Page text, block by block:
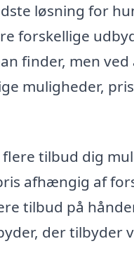
løsning for
forskellige
finder, men
muligheder,
tilbud dig
afhængig af
tilbud på
der tilbyder